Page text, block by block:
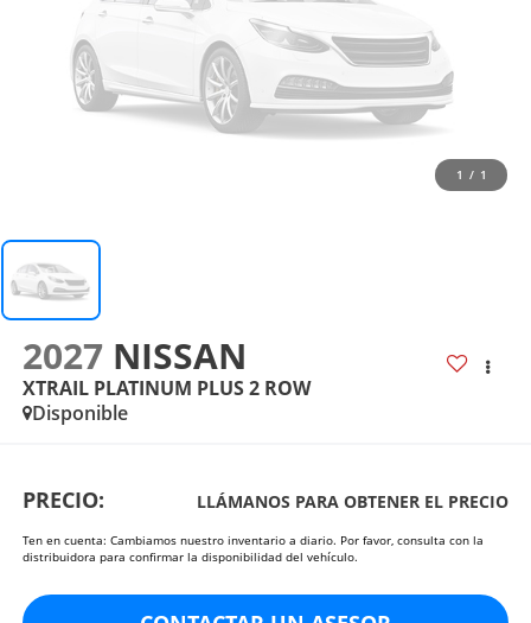
1 / 1
2027 NISSAN
XTRAIL PLATINUM PLUS 2 ROW
Disponible
PRECIO: LLÁMANOS PARA OBTENER EL PRECIO
Ten en cuenta: Cambiamos nuestro inventario a diario. Por favor, consulta con la
distribuidora para confirmar la disponibilidad del vehículo.